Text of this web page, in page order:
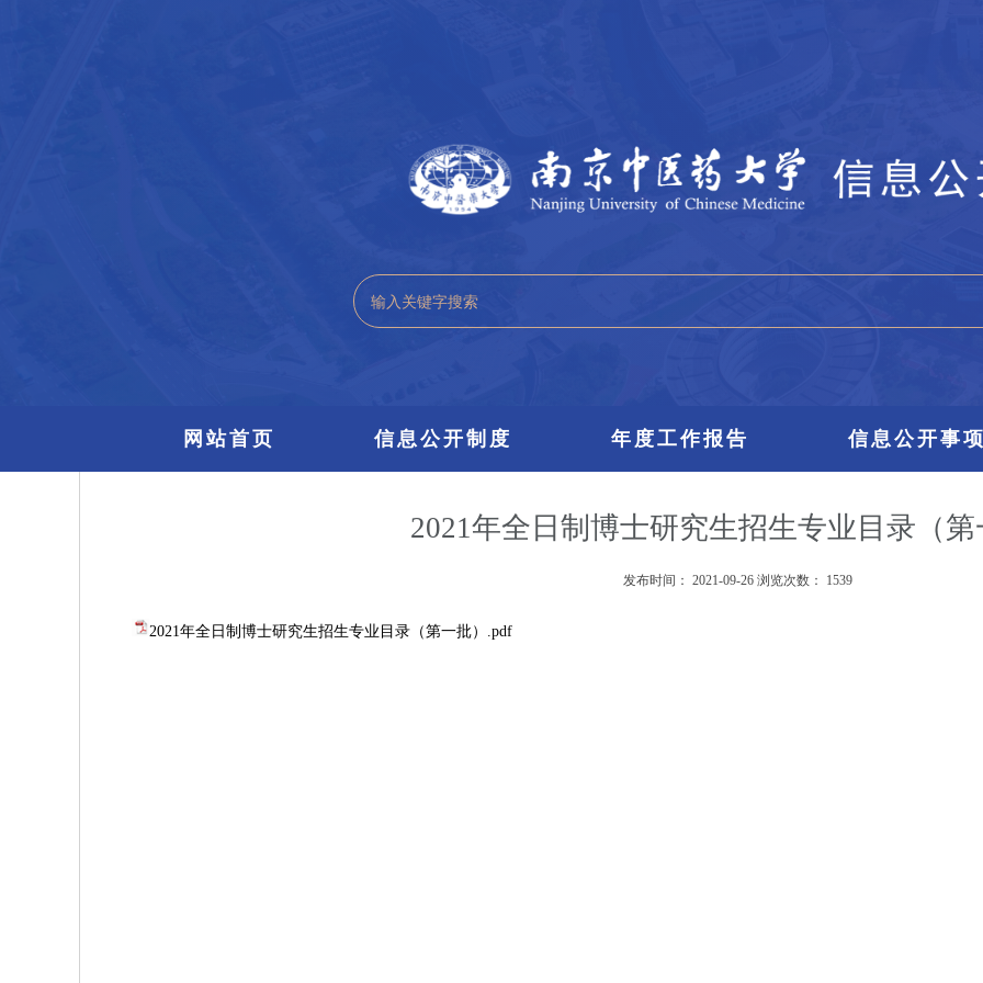
网站首页 信息公开制度 年度工作报告 信息公开事
2021年全日制博士研究生招生专业目录（
发布时间： 2021-09-26 浏览次数： 1539
2021年全日制博士研究生招生专业目录（第一批）.pdf